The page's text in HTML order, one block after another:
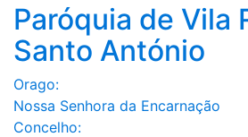
Paróquia de Vila
Santo António
Orago:
Nossa Senhora da Encarnação
Concelho: